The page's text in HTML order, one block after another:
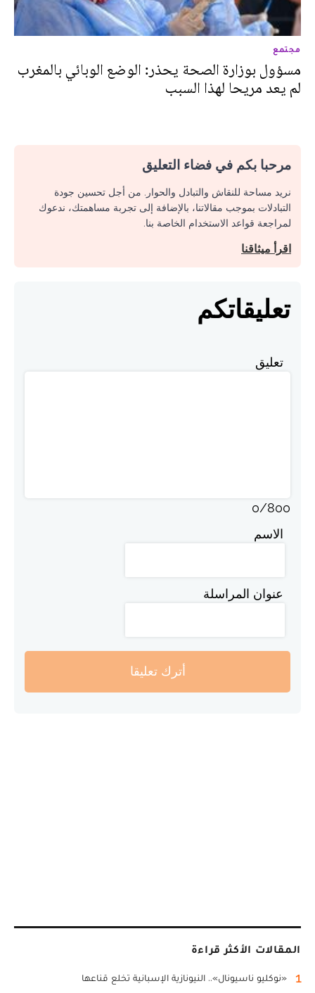
مجتمع
مسؤول بوزارة الصحة يحذر: الوضع الوبائي بالمغرب
لم يعد مريحا لهذا السبب
مرحبا بكم في فضاء التعليق
نريد مساحة للنقاش والتبادل والحوار. من أجل تحسين جودة
التبادلات بموجب مقالاتنا، بالإضافة إلى تجربة مساهمتك، ندعوك
لمراجعة قواعد الاستخدام الخاصة بنا.
اقرأ ميثاقنا
تعليقاتكم
تعليق
0/800
الاسم
عنوان المراسلة
أترك تعليقا
المقالات الأكثر قراءة
1 «نوكليو ناسيونال».. النيونازية الإسبانية تخلع قناعها